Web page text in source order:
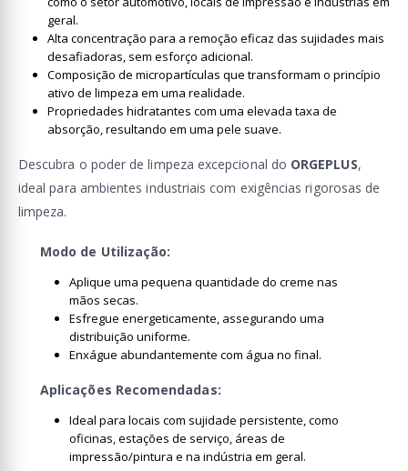
geral.
Alta concentração para a remoção eficaz das sujidades mais
desafiadoras, sem esforço adicional.
Composição de micropartículas que transformam o princípio
ativo de limpeza em uma realidade.
Propriedades hidratantes com uma elevada taxa de
absorção, resultando em uma pele suave.
Descubra o poder de limpeza excepcional do ORGEPLUS,
ideal para ambientes industriais com exigências rigorosas de
limpeza.
Modo de Utilização:
Aplique uma pequena quantidade do creme nas
mãos secas.
Esfregue energeticamente, assegurando uma
distribuição uniforme.
Enxágue abundantemente com água no final.
Aplicações Recomendadas:
Ideal para locais com sujidade persistente, como
oficinas, estações de serviço, áreas de
impressão/pintura e na indústria em geral.